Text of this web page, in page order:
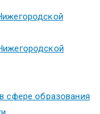
сфере образования